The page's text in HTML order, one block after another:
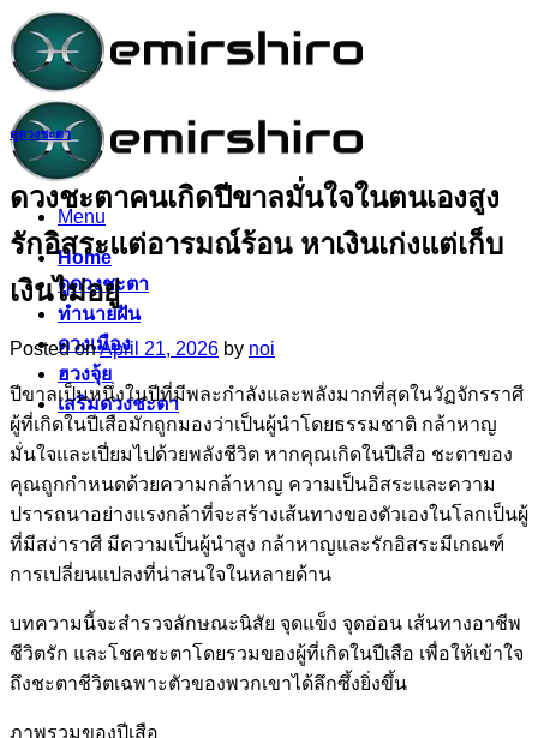
Skip
to
content
Menu
Home
ดูดวงชะตา
ทำนายฝัน
ดวงเมือง
ฮวงจุ้ย
เสริมดวงชะตา
ดูดวงชะตา
ดวงชะตาคนเกิดปีขาลมั่นใจในตนเองสูง
รักอิสระแต่อารมณ์ร้อน หาเงินเก่งแต่เก็บ
เงินไม่อยู่
Posted onApril 21, 2026 by noi
ปีขาลเป็นหนึ่งในปีที่มีพละกำลังและพลังมากที่สุดในวัฏจักรราศี
ผู้ที่เกิดในปีเสือมักถูกมองว่าเป็นผู้นำโดยธรรมชาติ กล้าหาญ
มั่นใจและเปี่ยมไปด้วยพลังชีวิต หากคุณเกิดในปีเสือ ชะตาของ
คุณถูกกำหนดด้วยความกล้าหาญ ความเป็นอิสระและความ
ปรารถนาอย่างแรงกล้าที่จะสร้างเส้นทางของตัวเองในโลกเป็นผู้
ที่มีสง่าราศี มีความเป็นผู้นำสูง กล้าหาญและรักอิสระมีเกณฑ์
การเปลี่ยนแปลงที่น่าสนใจในหลายด้าน
บทความนี้จะสำรวจลักษณะนิสัย จุดแข็ง จุดอ่อน เส้นทางอาชีพ
ชีวิตรัก และโชคชะตาโดยรวมของผู้ที่เกิดในปีเสือ เพื่อให้เข้าใจ
ถึงชะตาชีวิตเฉพาะตัวของพวกเขาได้ลึกซึ้งยิ่งขึ้น
ภาพรวมของปีเสือ